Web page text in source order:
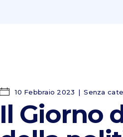
10 Febbraio 2023 Senza
Il Giorno